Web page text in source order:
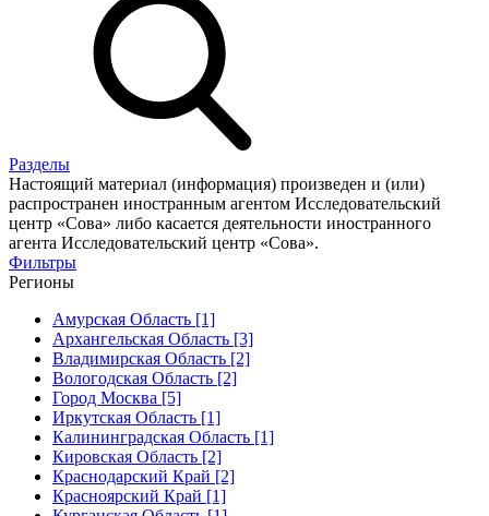
Разделы
Настоящий материал (информация) произведен и (или)
распространен иностранным агентом Исследовательский
центр «Сова» либо касается деятельности иностранного
агента Исследовательский центр «Сова».
Фильтры
Регионы
Амурская Область [1]
Архангельская Область [3]
Владимирская Область [2]
Вологодская Область [2]
Город Москва [5]
Иркутская Область [1]
Калининградская Область [1]
Кировская Область [2]
Краснодарский Край [2]
Красноярский Край [1]